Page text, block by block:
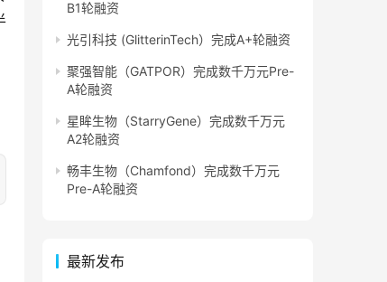
B1轮融资
光引科技 (GlitterinTech）完成A+轮融资
聚强智能（GATPOR）完成数千万元Pre-
A轮融资
星眸生物（StarryGene）完成数千万元
A2轮融资
畅丰生物（Chamfond）完成数千万元
Pre-A轮融资
最新发布